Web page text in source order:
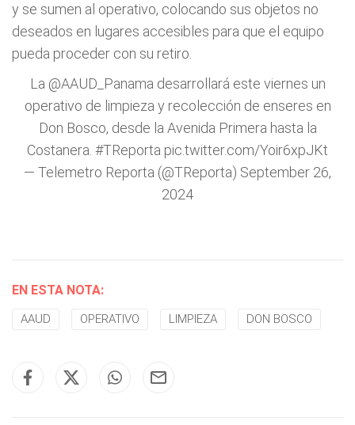
y se sumen al operativo, colocando sus objetos no
deseados en lugares accesibles para que el equipo
pueda proceder con su retiro.
La @AAUD_Panama desarrollará este viernes un
operativo de limpieza y recolección de enseres en
Don Bosco, desde la Avenida Primera hasta la
Costanera. #TReporta pic.twitter.com/Yoir6xpJKt
— Telemetro Reporta (@TReporta) September 26,
2024
EN ESTA NOTA:
AAUD OPERATIVO LIMPIEZA DON BOSCO